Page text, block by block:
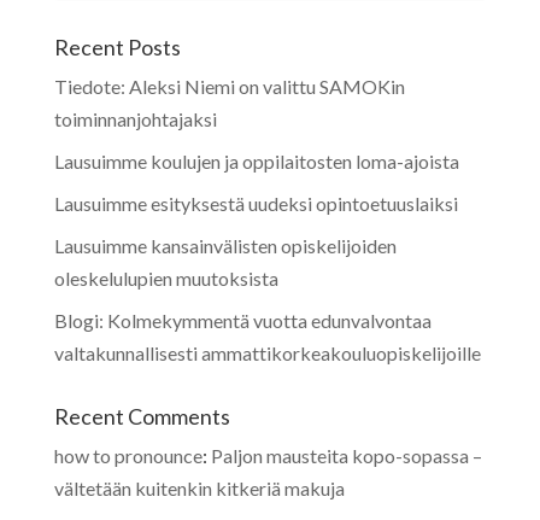
Recent Posts
Tiedote: Aleksi Niemi on valittu SAMOKin
toiminnanjohtajaksi
Lausuimme koulujen ja oppilaitosten loma-ajoista
Lausuimme esityksestä uudeksi opintoetuuslaiksi
Lausuimme kansainvälisten opiskelijoiden
oleskelulupien muutoksista
Blogi: Kolmekymmentä vuotta edunvalvontaa
valtakunnallisesti ammattikorkeakouluopiskelijoille
Recent Comments
how to pronounce: Paljon mausteita kopo-sopassa –
vältetään kuitenkin kitkeriä makuja